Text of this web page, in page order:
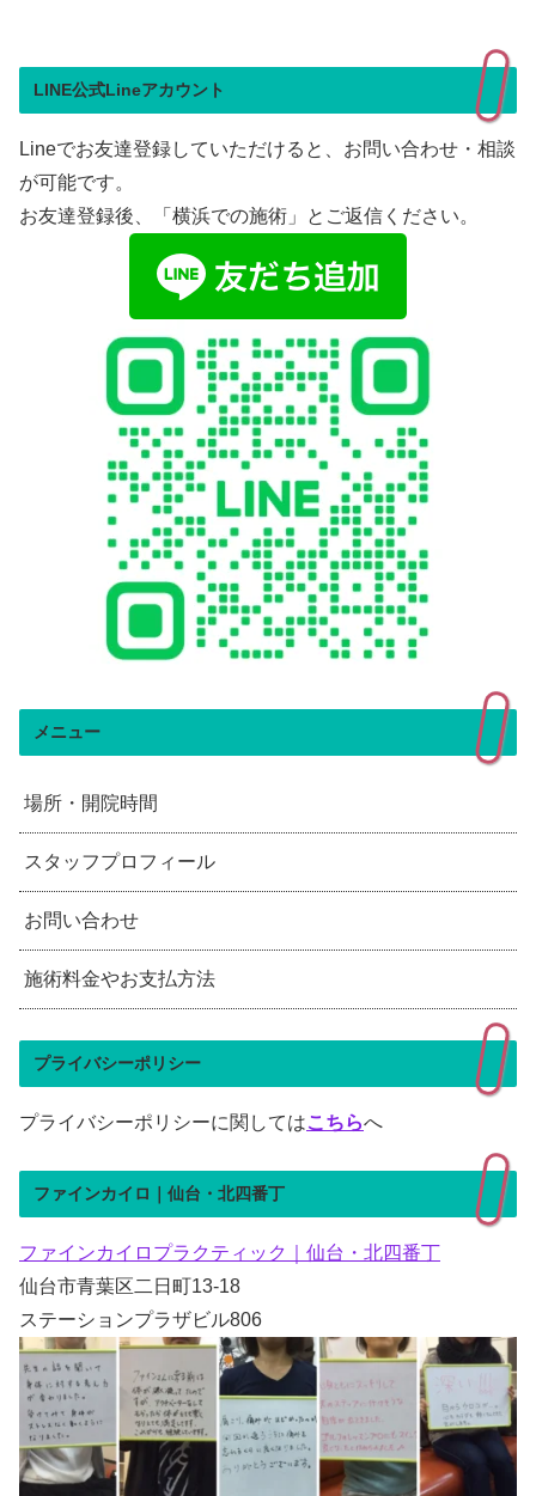
LINE公式Lineアカウント
Lineでお友達登録していただけると、お問い合わせ・相談
が可能です。
お友達登録後、「横浜での施術」とご返信ください。
メニュー
場所・開院時間
スタッフプロフィール
お問い合わせ
施術料金やお支払方法
プライバシーポリシー
プライバシーポリシーに関してはこちらへ
ファインカイロ｜仙台・北四番丁
ファインカイロプラクティック｜仙台・北四番丁
仙台市青葉区二日町13-18
ステーションプラザビル806